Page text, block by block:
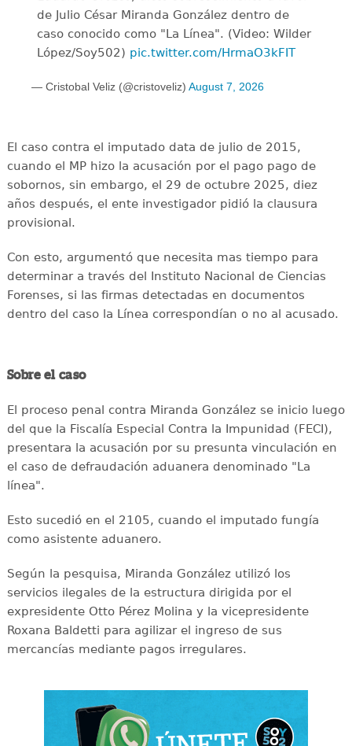
de Julio César Miranda González dentro de
caso conocido como "La Línea". (Video: Wilder
López/Soy502) pic.twitter.com/HrmaO3kFIT
— Cristobal Veliz (@cristoveliz) August 7, 2026
El caso contra el imputado data de julio de 2015,
cuando el MP hizo la acusación por el pago pago de
sobornos, sin embargo, el 29 de octubre 2025, diez
años después, el ente investigador pidió la clausura
provisional.
Con esto, argumentó que necesita mas tiempo para
determinar a través del Instituto Nacional de Ciencias
Forenses, si las firmas detectadas en documentos
dentro del caso la Línea correspondían o no al acusado.
Sobre el caso
El proceso penal contra Miranda González se inicio luego
del que la Fiscalía Especial Contra la Impunidad (FECI),
presentara la acusación por su presunta vinculación en
el caso de defraudación aduanera denominado "La
línea".
Esto sucedió en el 2105, cuando el imputado fungía
como asistente aduanero.
Según la pesquisa, Miranda González utilizó los
servicios ilegales de la estructura dirigida por el
expresidente Otto Pérez Molina y la vicepresidente
Roxana Baldetti para agilizar el ingreso de sus
mercancías mediante pagos irregulares.